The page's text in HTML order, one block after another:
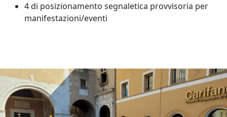
4 di posizionamento segnaletica provvisoria per
manifestazioni/eventi